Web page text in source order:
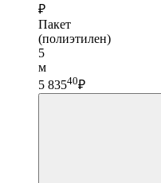
₽
Пакет
(полиэтилен)
5
м
5 83540₽